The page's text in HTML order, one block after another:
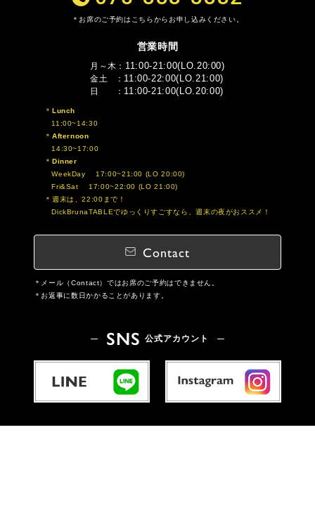
お席のご予約はこちらからお申し込みください。
営業時間
月～木 11:00-21:00(LO.20:00)
金土 11:00-22:00(LO.21:00)
日 11:00-21:00(LO.20:00)
Lunch
11:00~14:30
Afternoon
14:30~17:00
Dinner
WeekDay 17:00~21:00 (LO 20:00)
Fri&Sat 17:00~22:00 (LO 21:00)
週末は、22:00まで！
DickBrunaTABLEでゆっくりすごすなら、週末の夜がおススメ！
Contact
メール（Contact）ではお席のご予約はできません。
お返事に数日かかることがあります。
SNS 公式アカウント